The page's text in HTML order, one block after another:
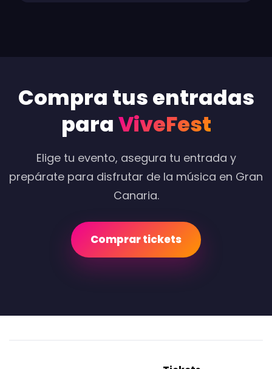
Compra tus entradas
paraViveFest
Elige tu evento, asegura tu entrada y
prepárate para disfrutar de la música en Gran
Canaria.
Comprar tickets